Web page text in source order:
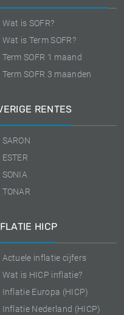
Wat is SOFR?
Wat is Term SOFR?
Term SOFR 1 maand
Term SOFR 3 maanden
RENTES
SARON
ESTER
SONIA
TONAR
HICP
Actuele inflatie cijfers
Wat is HICP inflatie?
Inflatie Europa (HICP)
Inflatie Nederland (HICP)